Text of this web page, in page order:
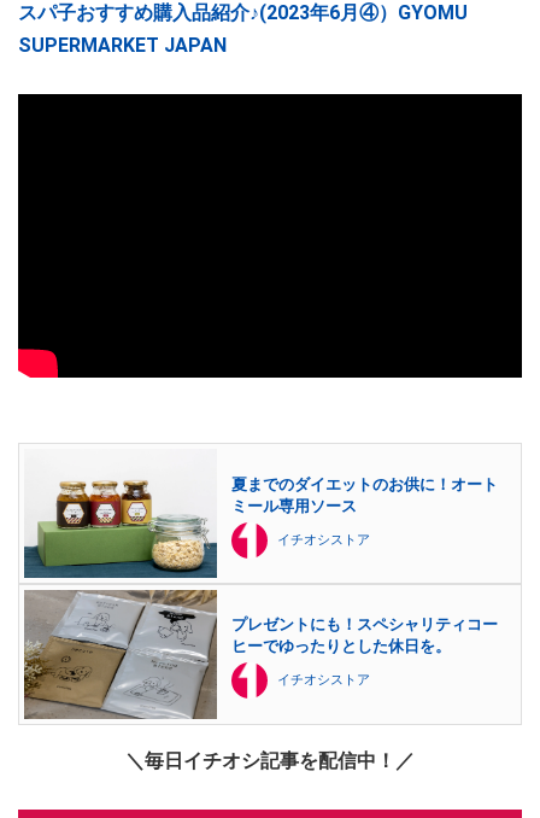
スパ子おすすめ購入品紹介♪(2023年6月④）GYOMU
SUPERMARKET JAPAN
夏までのダイエットのお供に！オート
ミール専用ソース
イチオシストア
プレゼントにも！スペシャリティコー
ヒーでゆったりとした休日を。
イチオシストア
＼毎日イチオシ記事を配信中！／